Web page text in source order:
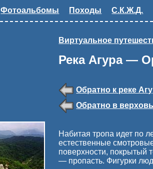
Фотоальбомы Походы С.К.Ж.Д.
Виртуальное
Река Агура —
Обратно к реке
Обратно в
Набитая тропа идет по
естественные
поверхности, покрытый
— пропасть. Фигурки